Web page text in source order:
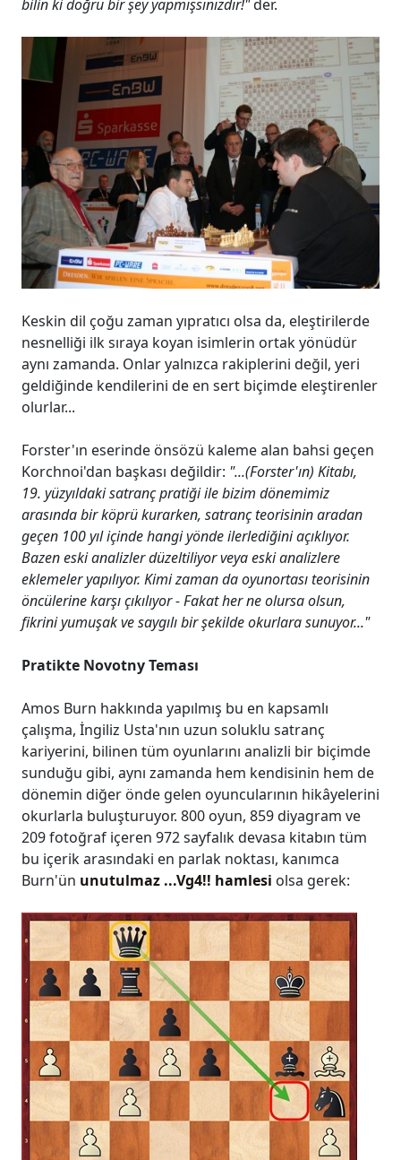
bilin ki doğru bir şey yapmışsınızdır!"der.
Keskin dil çoğu zaman yıpratıcı olsa da, eleştirilerde
nesnelliği ilk sıraya koyan isimlerin ortak yönüdür
aynı zamanda. Onlar yalnızca rakiplerini değil, yeri
geldiğinde kendilerini de en sert biçimde eleştirenler
olurlar...
Forster'ın eserinde önsözü kaleme alan bahsi geçen
Korchnoi'dan başkası değildir: "...(Forster'ın) Kitabı,
19. yüzyıldaki satranç pratiği ile bizim dönemimiz
arasında bir köprü kurarken, satranç teorisinin aradan
geçen 100 yıl içinde hangi yönde ilerlediğini açıklıyor.
Bazen eski analizler düzeltiliyor veya eski analizlere
eklemeler yapılıyor. Kimi zaman da oyunortası teorisinin
öncülerine karşı çıkılıyor - Fakat her ne olursa olsun,
fikrini yumuşak ve saygılı bir şekilde okurlara sunuyor..."
Pratikte Novotny Teması
Amos Burn hakkında yapılmış bu en kapsamlı
çalışma, İngiliz Usta'nın uzun soluklu satranç
kariyerini, bilinen tüm oyunlarını analizli bir biçimde
sunduğu gibi, aynı zamanda hem kendisinin hem de
dönemin diğer önde gelen oyuncularının hikâyelerini
okurlarla buluşturuyor. 800 oyun, 859 diyagram ve
209 fotoğraf içeren 972 sayfalık devasa kitabın tüm
bu içerik arasındaki en parlak noktası, kanımca
Burn'ün unutulmaz ...Vg4!! hamlesi olsa gerek: